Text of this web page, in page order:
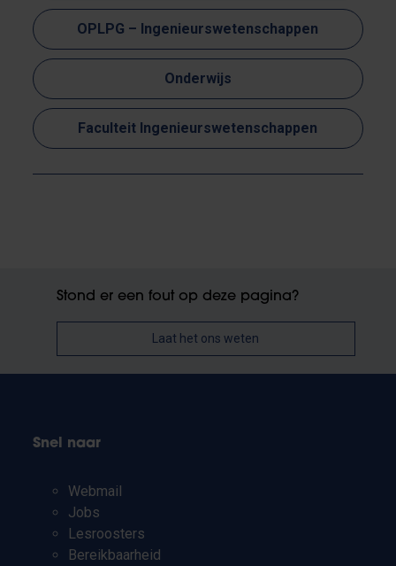
OPLPG – Ingenieurswetenschappen
Onderwijs
Faculteit Ingenieurswetenschappen
Stond er een fout op deze pagina?
Laat het ons weten
Snel naar
Webmail
Jobs
Lesroosters
Bereikbaarheid